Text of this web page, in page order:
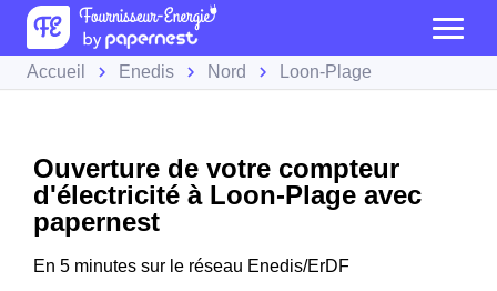
Accueil Enedis Nord Loon-Plage